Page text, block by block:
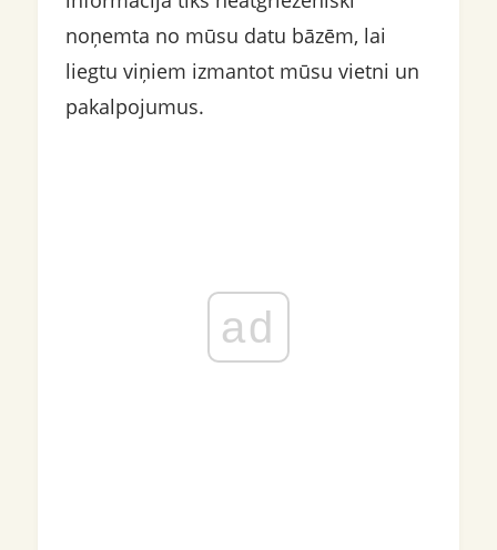
noņemta no mūsu datu bāzēm, lai
liegtu viņiem izmantot mūsu vietni un
pakalpojumus.
ad